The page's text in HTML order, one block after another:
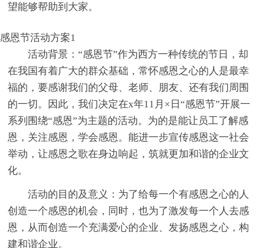
望能够帮助到大家。
感恩节活动方案1
活动背景：“感恩节”作为西方一种传统的节日，却
在我国有着广大的群众基础，常怀感恩之心的人是最幸
福的，要感谢我们的父母、老师、朋友、还有我们周围
的一切。因此，我们决定在x年11月×日“感恩节”开展一
系列围绕“感恩”为主题的活动。为的是能让员工了解感
恩，关注感恩，学会感恩。能进一步宣传感恩这一社会
举动，让感恩之歌在身边响起，筑就更加和谐的企业文
化。
活动的目的及意义：为了给每一个有感恩之心的人
创造一个感恩的机会，同时，也为了激发每一个人去感
恩，从而创造一个充满爱心的企业、发扬感恩之心，构
建和谐企业。